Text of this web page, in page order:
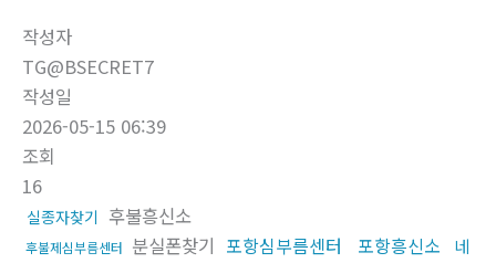
작성자
TG@BSECRET7
작성일
2026-05-15 06:39
조회
16
실종자찾기 후불흥신소
후불제심부름센터 분실폰찾기 포항심부름센터 포항흥신소
네